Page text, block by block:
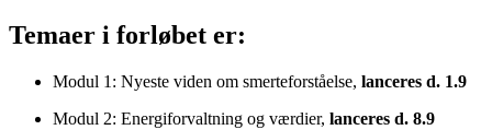
Temaer i forløbet er:
Modul 1: Nyeste viden om smerteforståelse, lanceres d. 1.9
Modul 2: Energiforvaltning og værdier, lanceres d. 8.9